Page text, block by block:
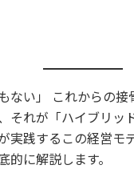
ない」 これからの
れが「ハイブリッ
実践するこの経営
に解説します。